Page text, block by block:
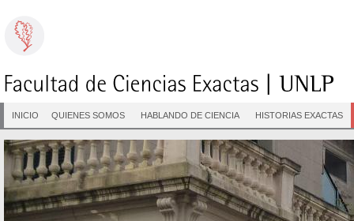
INICIO QUIENES SOMOS HABLANDO DE CIENCIA HISTORIAS EXACTAS